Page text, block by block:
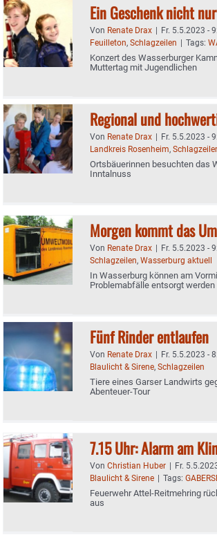
Ein Geschenk nicht
Von Renate Drax | Fr. 5.5.2023 -
Feuilleton, Schlagzeilen | Tags:
Konzert des Wasserburger
Muttertag mit Jugendlichen
Regional und
Von Renate Drax | Fr. 5.5.2023 -
Landkreis Rosenheim,
Ortsbäuerinnen besuchten das
Inntalnuss
Morgen kommt das
Von Renate Drax | Fr. 5.5.2023 -
Schlagzeilen, Wasserburg aktuell
In Wasserburg können am
Problemabfälle entsorgt werden
Fünf Rinder entlaufen
Von Renate Drax | Fr. 5.5.2023 -
Blaulicht & Sirene, Schlagzeilen
Tiere eines Garser Landwirts
Abenteuer-Tour
7.15 Uhr: Alarm am
Von Christian Huber | Fr.
Blaulicht & Sirene | Tags:
Feuerwehr Attel-Reitmehring
aus